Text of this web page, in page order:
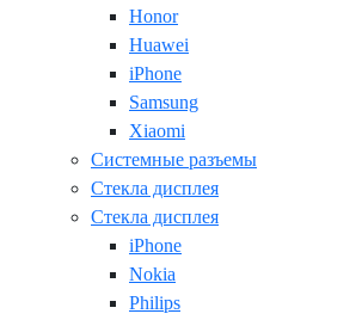
Honor
Huawei
iPhone
Samsung
Xiaomi
Системные разъемы
Стекла дисплея
Стекла дисплея
iPhone
Nokia
Philips